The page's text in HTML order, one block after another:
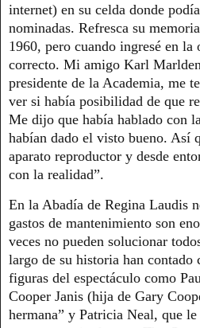
internet) en su celda donde
nominadas. Refresca su
1960, pero cuando ingresé en
correcto. Mi amigo Karl
presidente de la Academia, me
ver si había posibilidad de que
Me dijo que había hablado con
habían dado el visto bueno. Así
aparato reproductor y desde
con la realidad”.
En la Abadía de Regina Laudis
gastos de mantenimiento son
veces no pueden solucionar
largo de su historia han contado
figuras del espectáculo como
Cooper Janis (hija de Gary
hermana” y Patricia Neal, que